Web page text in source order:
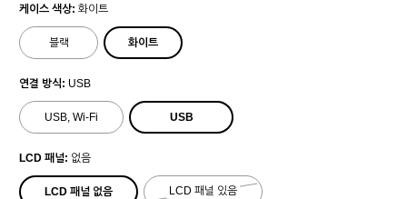
케이스 색상: 화이트
블랙 화이트
연결 방식: USB
USB, Wi-Fi USB
LCD 패널: 없음
LCD 패널 없음 LCD 패널 있음